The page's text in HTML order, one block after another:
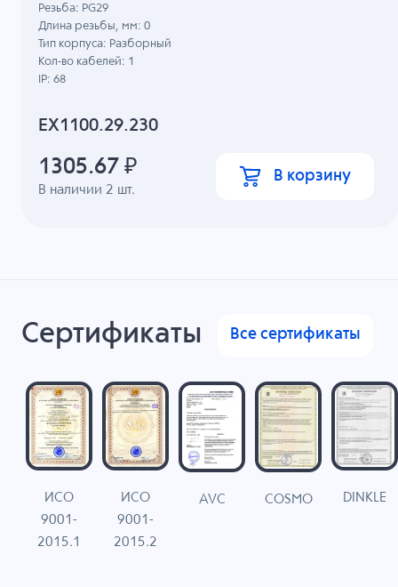
EX1100.29.230
В наличии 2 шт.
Резьба: PG29
Длина резьбы, мм: 0
Тип корпуса: Разборный
Кол-во кабелей: 1
IP: 68
1305.67 ₽ В корзину
Сертификаты Все сертификаты
ИСО
9001-
2015.1
ИСО
9001-
2015.2
AVC COSMO DINKLE